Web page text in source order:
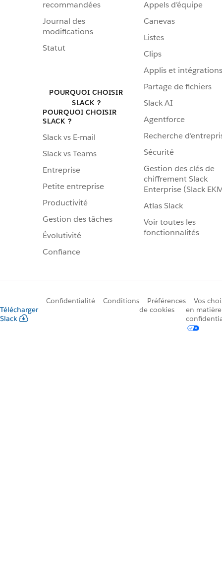
recommandées
Journal des
modifications
Statut
POURQUOI CHOISIR
SLACK ?
POURQUOI CHOISIR
SLACK ?
Slack vs E-mail
Slack vs Teams
Entreprise
Petite entreprise
Productivité
Gestion des tâches
Évolutivité
Confiance
Appels d’équipe
Canevas
Listes
Clips
Applis et intégrations
Partage de fichiers
Slack AI
Agentforce
Recherche
Sécurité
Gestion des clés de
chiffrement Slack
Enterprise (Slack
Atlas Slack
Voir toutes les
fonctionnalités
Télécharger
Slack
Confidentialité Conditions
Préférences
de cookies
Vos
en